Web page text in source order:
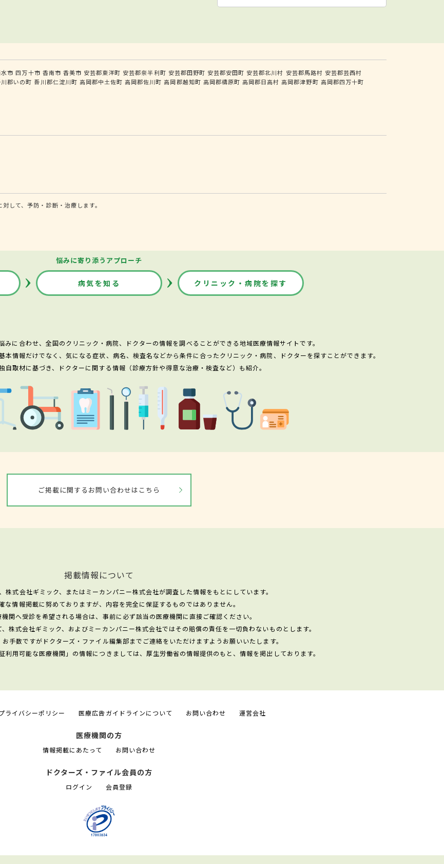
市 四万十市 香南市 香美市 安芸郡東洋町 安芸郡奈半利町 安芸郡田野町 安芸郡安田町 安芸郡北川村 安芸郡馬路村 安芸郡芸西村
川郡いの町 吾川郡仁淀川町 高岡郡中土佐町 高岡郡佐川町 高岡郡越知町 高岡郡檮原町 高岡郡日高村 高岡郡津野町 高岡郡四万十町
して、予防・診断・治療します。
悩みに寄り添うアプローチ
病気を知る クリニック・病院を探す
みに合わせ、全国のクリニック・病院、ドクターの情報を調べることができる地域医療情報サイトです。
情報だけでなく、気になる症状、病名、検査名などから条件に合ったクリニック・病院、ドクターを探すことができます。
自取材に基づき、ドクターに関する情報（診療方針や得意な治療・検査など）も紹介。
ご掲載に関するお問い合わせはこちら
掲載情報について
株式会社ギミック、またはミーカンパニー株式会社が調査した情報をもとにしています。
な情報掲載に努めておりますが、内容を完全に保証するものではありません。
関へ受診を希望される場合は、事前に必ず該当の医療機関に直接ご確認ください。
株式会社ギミック、およびミーカンパニー株式会社ではその賠償の責任を一切負わないものとします。
手数ですがドクターズ・ファイル編集部までご連絡をいただけますようお願いいたします。
利用可能な医療機関」の情報につきましては、厚生労働省の情報提供のもと、情報を掲出しております。
ライバシーポリシー 医療広告ガイドラインについて お問い合わせ 運営会社
医療機関の方
情報掲載にあたって お問い合わせ
ドクターズ・ファイル会員の方
ログイン 会員登録